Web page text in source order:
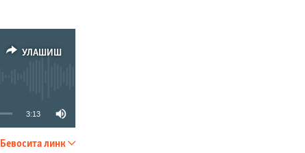
УЛАШИШ
3:13
Бевосита линк